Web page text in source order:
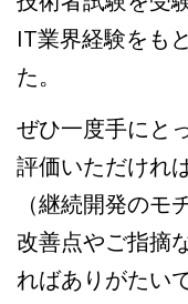
IT業界経験をも
た。
ぜひ一度手にと
評価いただけれ
（継続開発の
改善点やご指摘
ればありがたいで